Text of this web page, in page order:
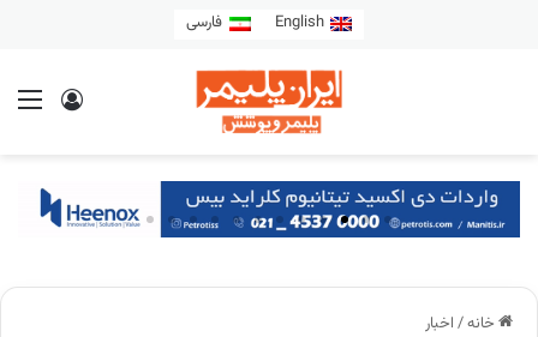
English فارسی
خانه/ اخبار